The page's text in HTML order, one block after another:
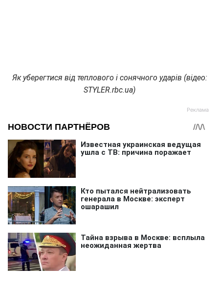
Як уберегтися від теплового і сонячного ударів (відео:
STYLER.rbc.ua)